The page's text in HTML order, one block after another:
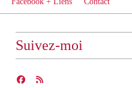
Suivez-moi